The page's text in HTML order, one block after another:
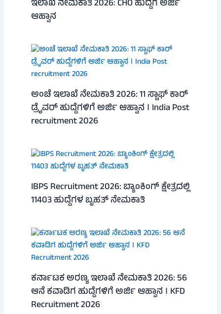
ಇಲಾಖೆ ನೇಮಕಾತಿ 2026: CHO ಹುದ್ದೆಗೆ ಅರ್ಜಿ
ಆಹ್ವಾನ
ಅಂಚೆ ಇಲಾಖೆ ನೇಮಕಾತಿ 2026: 11 ಸ್ಟಾಫ್ ಕಾರ್
ಡ್ರೈವರ್ ಹುದ್ದೆಗಳಿಗೆ ಅರ್ಜಿ ಆಹ್ವಾನ । India Post
recruitment 2026
IBPS Recruitment 2026: ಬ್ಯಾಂಕಿಂಗ್ ಕ್ಷೇತ್ರದಲ್ಲಿ
11403 ಹುದ್ದೆಗಳ ಬೃಹತ್ ನೇಮಕಾತಿ
ಕರ್ನಾಟಕ ಅರಣ್ಯ ಇಲಾಖೆ ನೇಮಕಾತಿ 2026: 56
ಆನೆ ಕವಾಡಿಗ ಹುದ್ದೆಗಳಿಗೆ ಅರ್ಜಿ ಆಹ್ವಾನ । KFD
Recruitment 2026